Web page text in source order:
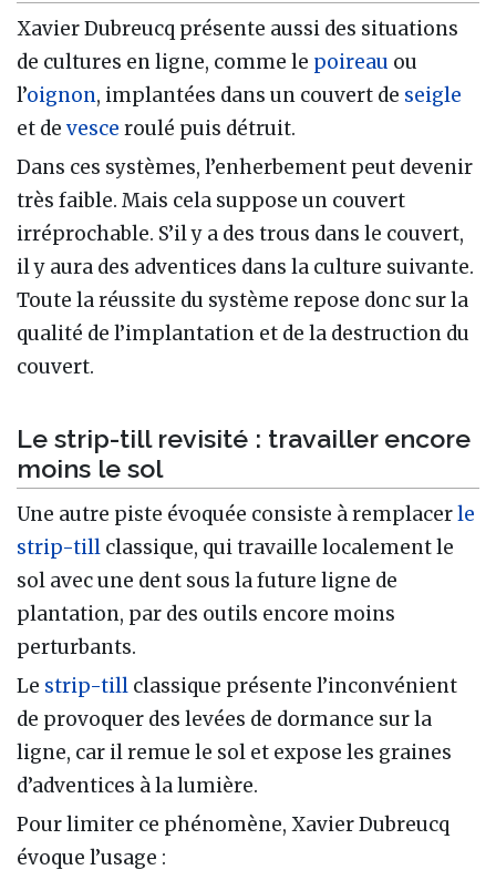
Xavier Dubreucq présente aussi des situations
de cultures en ligne, comme le poireau ou
l’oignon, implantées dans un couvert de seigle
et de vesce roulé puis détruit.
Dans ces systèmes, l’enherbement peut devenir
très faible. Mais cela suppose un couvert
irréprochable. S’il y a des trous dans le couvert,
il y aura des adventices dans la culture suivante.
Toute la réussite du système repose donc sur la
qualité de l’implantation et de la destruction du
couvert.
Le strip-till revisité : travailler encore
moins le sol
Une autre piste évoquée consiste à remplacerle
strip-till classique, qui travaille localement le
sol avec une dent sous la future ligne de
plantation, par des outils encore moins
perturbants.
Le strip-till classique présente l’inconvénient
de provoquer des levées de dormance sur la
ligne, car il remue le sol et expose les graines
d’adventices à la lumière.
Pour limiter ce phénomène, Xavier Dubreucq
évoque l’usage :